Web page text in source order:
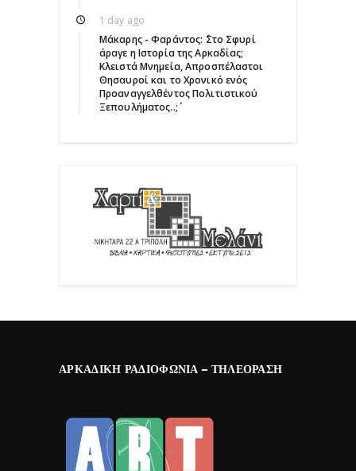
1 day ago
Μάκαρης - Φαράντος: ΄΄Στο Σφυρί
άραγε η Ιστορία της Αρκαδίας;
Κλειστά Μνημεία, Απροσπέλαστοι
Θησαυροί και το Χρονικό ενός
Προαναγγελθέντος Πολιτιστικού
Ξεπουλήματος..;΄΄
ΑΡΚΑΔΙΚΉ ΡΑΔΙΟΦΩΝΊΑ – ΤΗΛΕΌΡΑΣΗ